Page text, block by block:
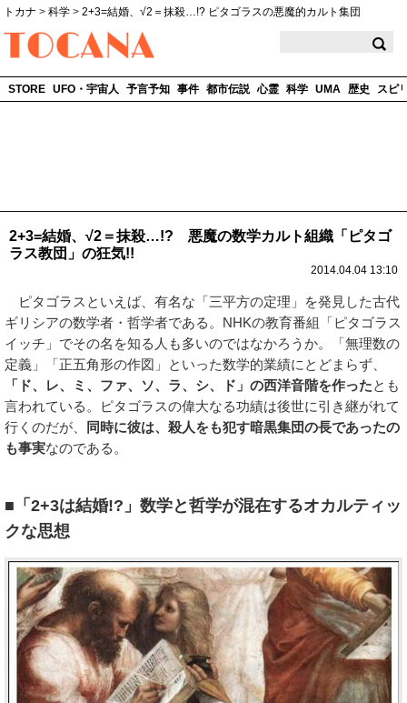
トカナ > 科学 > 2+3=結婚、√2＝抹殺…!? ピタゴラスの悪魔的カルト集団
STORE UFO・宇宙人 予言予知 事件 都市伝説 心霊 科学 UMA 歴史 スピ
2+3=結婚、√2＝抹殺…!? 悪魔の数学カルト組織「ピタゴ
ラス教団」の狂気!!
2014.04.04 13:10
ピタゴラスといえば、有名な「三平方の定理」を発見した古代
ギリシアの数学者・哲学者である。NHKの教育番組「ピタゴラス
イッチ」でその名を知る人も多いのではなかろうか。「無理数の
定義」「正五角形の作図」といった数学的業績にとどまらず、
「ド、レ、ミ、ファ、ソ、ラ、シ、ド」の西洋音階を作ったとも
言われている。ピタゴラスの偉大なる功績は後世に引き継がれて
行くのだが、
同時に彼は、殺人をも犯す暗黒集団の長であったの
も事実なのである。
■「2+3は結婚!?」数学と哲学が混在するオカルティッ
クな思想